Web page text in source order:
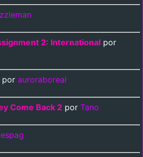
2: International por
por auroraboreal
Come Back 2 por Tano